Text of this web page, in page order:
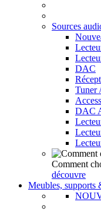
Sources
DAC
Tuner
DAC
Comment
découvre
Meubles, supports